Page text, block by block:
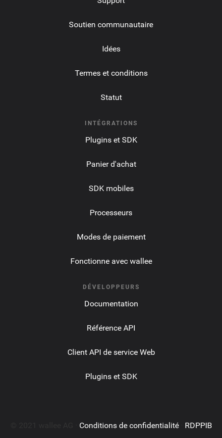
Soutien communautaire
Idées
Termes et conditions
Statut
INTÉGRATIONS
Plugins et SDK
Panier d'achat
SDK mobiles
Processeurs
Modes de paiement
Fonctionne avec wallee
DÉVELOPPEURS
Documentation
Référence API
Client API de service Web
Plugins et SDK
Conditions de confidentialité· RDPPIB